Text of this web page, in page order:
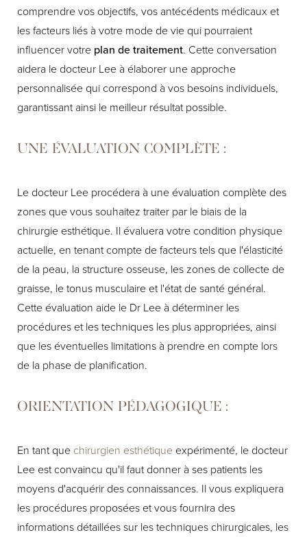
comprendre vos objectifs, vos antécédents médicaux et
les facteurs liés à votre mode de vie qui pourraient
influencer votre plan de traitement. Cette conversation
aidera le docteur Lee à élaborer une approche
personnalisée qui correspond à vos besoins individuels,
garantissant ainsi le meilleur résultat possible.
UNE ÉVALUATION COMPLÈTE :
Le docteur Lee procédera à une évaluation complète des
zones que vous souhaitez traiter par le biais de la
chirurgie esthétique. Il évaluera votre condition physique
actuelle, en tenant compte de facteurs tels que l'élasticité
de la peau, la structure osseuse, les zones de collecte de
graisse, le tonus musculaire et l'état de santé général.
Cette évaluation aide le Dr Lee à déterminer les
procédures et les techniques les plus appropriées, ainsi
que les éventuelles limitations à prendre en compte lors
de la phase de planification.
ORIENTATION PÉDAGOGIQUE :
En tant que chirurgien esthétiqueexpérimenté, le docteur
Lee est convaincu qu'il faut donner à ses patients les
moyens d'acquérir des connaissances. Il vous expliquera
les procédures proposées et vous fournira des
informations détaillées sur les techniques chirurgicales, les